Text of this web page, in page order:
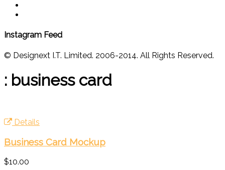
Instagram Feed
© Designext I.T. Limited. 2006-2014. All Rights Reserved.
: business card
Details
Business Card Mockup
$10.00